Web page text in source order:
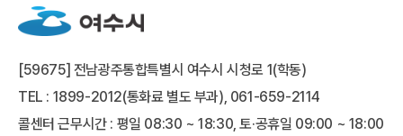
[59675] 전남광주통합특별시 여수시 시청로 1(학동)
TEL : 1899-2012(통화료 별도 부과), 061-659-2114
콜센터 근무시간 : 평일 08:30 ~ 18:30, 토·공휴일 09:00 ~ 18:00